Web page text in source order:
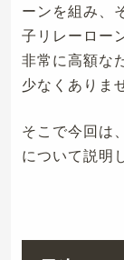
ーンを組み、
子リレーロー
非常に高額な
少なくありま
そこで今回は
について説明